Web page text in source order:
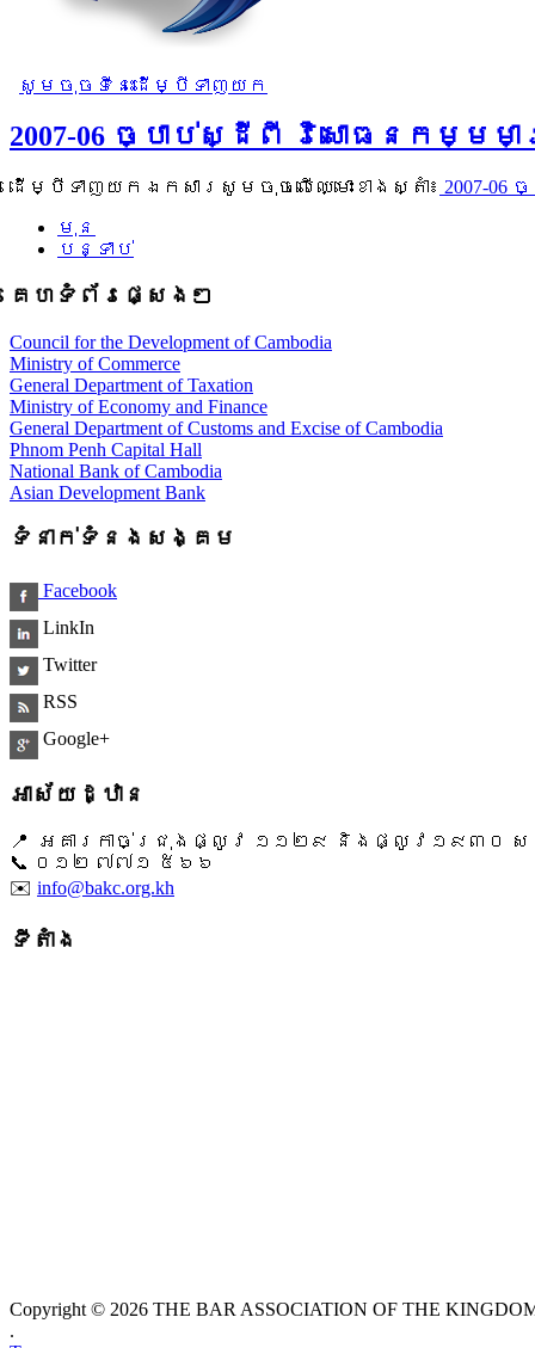
សូមចុចទីនេះដើម្បីទាញយក
2007-06 ច្បាប់ស្ដីពី វិសោធនកម្មម
ដើម្បីទាញយកឯកសារសូមចុចលើឈ្មោះខាងស្តាំ៖ 2007-
មុន
បន្ទាប់
គេហទំព័រផ្សេងៗ
Council for the Development of Cambodia
Ministry of Commerce
General Department of Taxation
Ministry of Economy and Finance
General Department of Customs and Excise of Cambodia
Phnom Penh Capital Hall
National Bank of Cambodia
Asian Development Bank
ទំនាក់ទំនងសង្គម
Facebook
LinkIn
Twitter
RSS
Google+
អាស័យដ្ឋាន
📍 អគារកាច់ជ្រុងផ្លូវ ១១២៩ និងផ្លូវ១៩៣០ ស
📞 ​០១២ ៧៧១ ៥៦៦
✉️ info@bakc.org.kh
ទីតាំង
Copyright © 2026 THE BAR ASSOCIATION OF THE
.